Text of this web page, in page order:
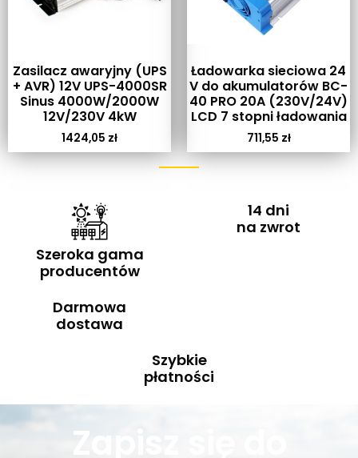
Zasilacz awaryjny (UPS
+ AVR) 12V UPS-4000SR
Sinus 4000W/2000W
12V/230V 4kW
1424,05 zł
Ładowarka sieciowa 24
V do akumulatorów BC-
40 PRO 20A (230V/24V)
LCD 7 stopni ładowania
711,55 zł
Szeroka gama
producentów
14 dni
na zwrot
Darmowa
dostawa
Szybkie
płatności
Zapisz się do